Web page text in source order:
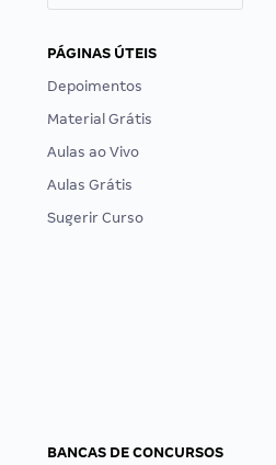
PÁGINAS ÚTEIS
Depoimentos
Material Grátis
Aulas ao Vivo
Aulas Grátis
Sugerir Curso
BANCAS DE CONCURSOS